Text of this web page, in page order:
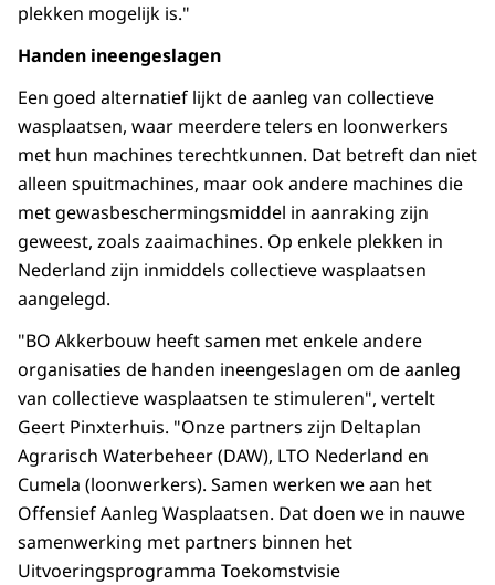
plekken mogelijk is."
Handen ineengeslagen
Een goed alternatief lijkt de aanleg van collectieve
wasplaatsen, waar meerdere telers en loonwerkers
met hun machines terechtkunnen. Dat betreft dan niet
alleen spuitmachines, maar ook andere machines die
met gewasbeschermingsmiddel in aanraking zijn
geweest, zoals zaaimachines. Op enkele plekken in
Nederland zijn inmiddels collectieve wasplaatsen
aangelegd.
"BO Akkerbouw heeft samen met enkele andere
organisaties de handen ineengeslagen om de aanleg
van collectieve wasplaatsen te stimuleren", vertelt
Geert Pinxterhuis. "Onze partners zijn Deltaplan
Agrarisch Waterbeheer (DAW), LTO Nederland en
Cumela (loonwerkers). Samen werken we aan het
Offensief Aanleg Wasplaatsen. Dat doen we in nauwe
samenwerking met partners binnen het
Uitvoeringsprogramma Toekomstvisie